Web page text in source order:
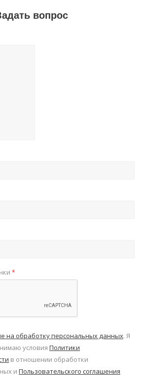
вопрос
*
на обработку персональных данных. Я
условия Политики
в отношении обработки
и Пользовательского соглашения